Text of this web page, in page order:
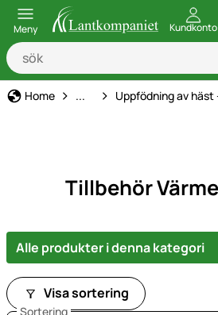
Meny Kundkonto
Home Hästhållning
... Uppfödning av häst
Tillbehör
Alle produkter i denna kategori
Visa sortering
Sortering